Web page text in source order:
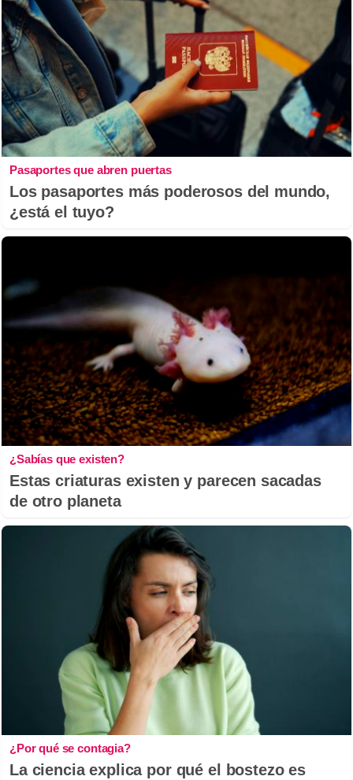
Pasaportes que abren puertas
Los pasaportes más poderosos del mundo,
¿está el tuyo?
¿Sabías que existen?
Estas criaturas existen y parecen sacadas
de otro planeta
¿Por qué se contagia?
La ciencia explica por qué el bostezo es